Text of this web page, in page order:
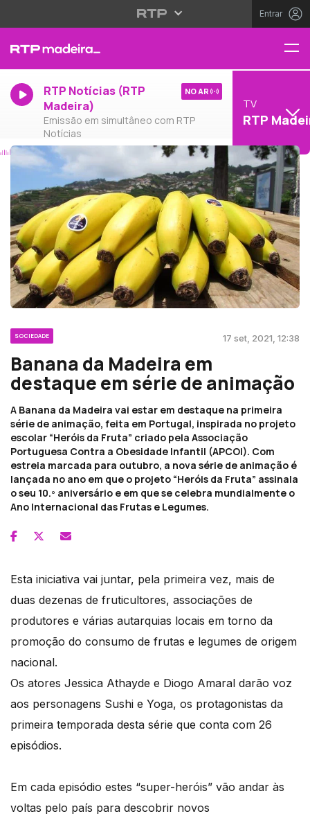
Entrar
RTP Notícias (RTP
Madeira)
Emissão em simultâneo com RTP
Notícias
NO AR
TV
RTP
SOCIEDADE 17 set, 2021, 12:38
Banana da Madeira em
destaque em série de animação
A Banana da Madeira vai estar em destaque na primeira
série de animação, feita em Portugal, inspirada no projeto
escolar “Heróis da Fruta” criado pela Associação
Portuguesa Contra a Obesidade Infantil (APCOI). Com
estreia marcada para outubro, a nova série de animação é
lançada no ano em que o projeto “Heróis da Fruta” assinala
o seu 10.º aniversário e em que se celebra mundialmente o
Ano Internacional das Frutas e Legumes.
Esta iniciativa vai juntar, pela primeira vez, mais de
duas dezenas de fruticultores, associações de
produtores e várias autarquias locais em torno da
promoção do consumo de frutas e legumes de origem
nacional.
Os atores Jessica Athayde e Diogo Amaral darão voz
aos personagens Sushi e Yoga, os protagonistas da
primeira temporada desta série que conta com 26
episódios.
Em cada episódio estes “super-heróis” vão andar às
voltas pelo país para descobrir novos